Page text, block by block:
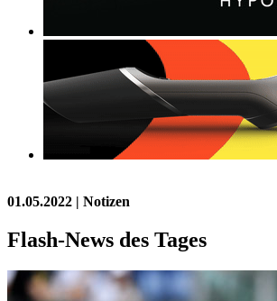
01.05.2022 | Notizen
Flash-News des Tages